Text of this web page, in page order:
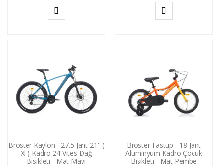
Broster Kaylon - 27.5 Jant 21'' (
Xl ) Kadro 24 Vites Dağ
Bisikleti - Mat Mavi
Broster Fastup - 18 Jant
Alüminyum Kadro Çocuk
Bisikleti - Mat Pembe